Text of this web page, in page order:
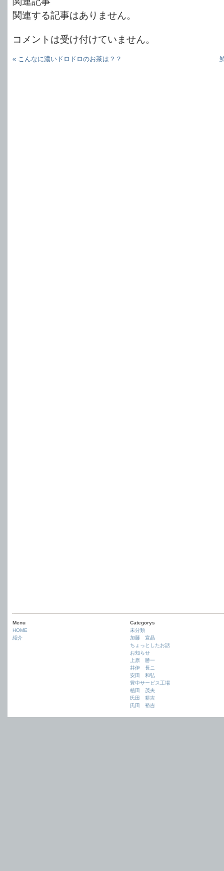
関連する記事はありません。
コメントは受け付けていません。
« こんなに濃いドロドロのお茶は？？
Menu
HOME
紹介
Categorys
未分類
加藤 宣晶
ちょっとしたお話
お知らせ
上原 勝一
井伊 長ニ
安田 和弘
豊中サービス工場
植田 茂夫
氏田 耕吉
氏田 裕吉